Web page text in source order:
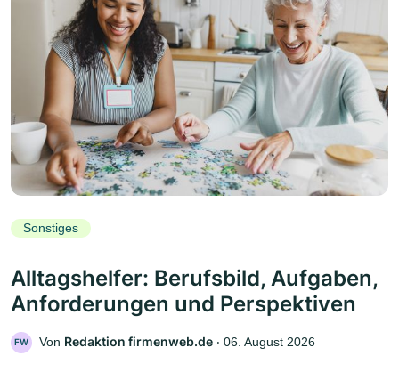
Sonstiges
Alltagshelfer: Berufsbild, Aufgaben,
Anforderungen und Perspektiven
FW Von Redaktion firmenweb.de ‧ 06. August 2026